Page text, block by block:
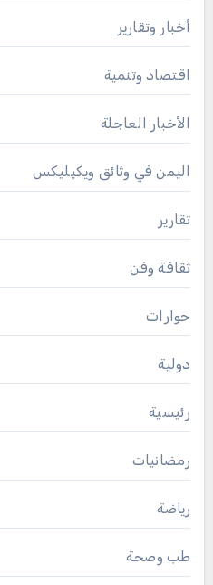
أخبار وتقارير
اقتصاد وتنمية
الأخبار العاجلة
اليمن في وثائق ويكيليكس
تقارير
ثقافة وفن
حوارات
دولية
رئيسية
رمضانيات
رياضة
طب وصحة